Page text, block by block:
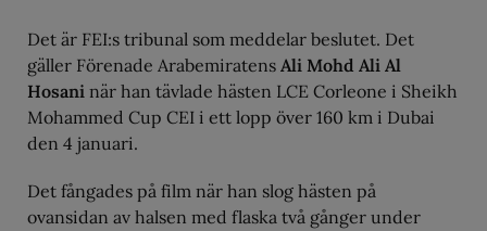
Det är FEI:s tribunal som meddelar beslutet. Det
gäller Förenade Arabemiratens Ali Mohd Ali Al
Hosani när han tävlade hästen LCE Corleone i Sheikh
Mohammed Cup CEI i ett lopp över 160 km i Dubai
den 4 januari.
Det fångades på film när han slog hästen på
ovansidan av halsen med flaska två gånger under